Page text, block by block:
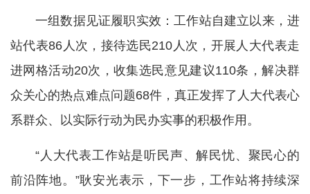
一组数据见证履职实效：工作站自建立以来，进
站代表86人次，接待选民210人次，开展人大代表走
进网格活动20次，收集选民意见建议110条，解决群
众关心的热点难点问题68件，真正发挥了人大代表心
系群众、以实际行动为民办实事的积极作用。
“人大代表工作站是听民声、解民忧、聚民心的
前沿阵地。”耿安光表示，下一步，工作站将持续深